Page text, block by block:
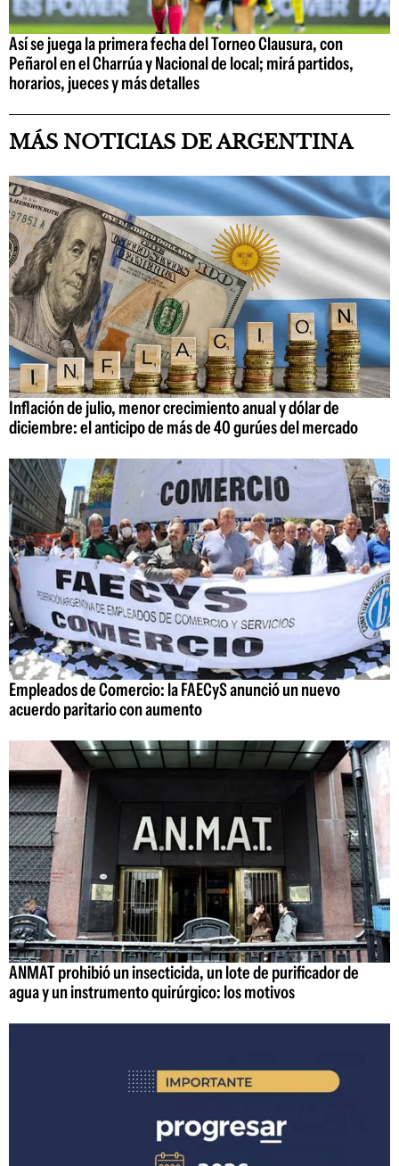
Así se juega la primera fecha del Torneo Clausura, con
Peñarol en el Charrúa y Nacional de local; mirá partidos,
horarios, jueces y más detalles
MÁS NOTICIAS DE ARGENTINA
Inflación de julio, menor crecimiento anual y dólar de
diciembre: el anticipo de más de 40 gurúes del mercado
Empleados de Comercio: la FAECyS anunció un nuevo
acuerdo paritario con aumento
ANMAT prohibió un insecticida, un lote de purificador de
agua y un instrumento quirúrgico: los motivos